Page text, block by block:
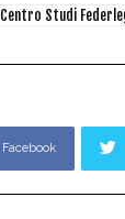
Centro Studi
Facebook